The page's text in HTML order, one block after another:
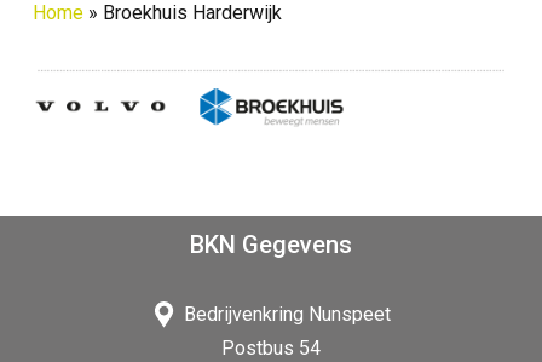
Home» Broekhuis Harderwijk
BKN Gegevens
Bedrijvenkring Nunspeet
Postbus 54